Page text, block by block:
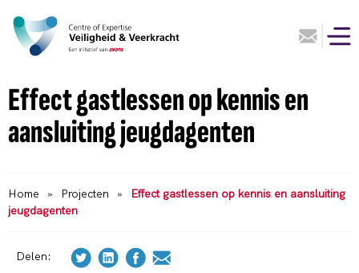
Effect gastlessen op kennis en
aansluiting jeugdagenten
Home » Projecten »
Effect gastlessen op kennis en aansluiting
jeugdagenten
Delen: